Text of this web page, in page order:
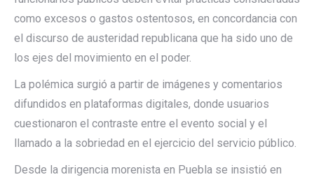
como excesos o gastos ostentosos, en concordancia con
el discurso de austeridad republicana que ha sido uno de
los ejes del movimiento en el poder.
La polémica surgió a partir de imágenes y comentarios
difundidos en plataformas digitales, donde usuarios
cuestionaron el contraste entre el evento social y el
llamado a la sobriedad en el ejercicio del servicio público.
Desde la dirigencia morenista en Puebla se insistió en